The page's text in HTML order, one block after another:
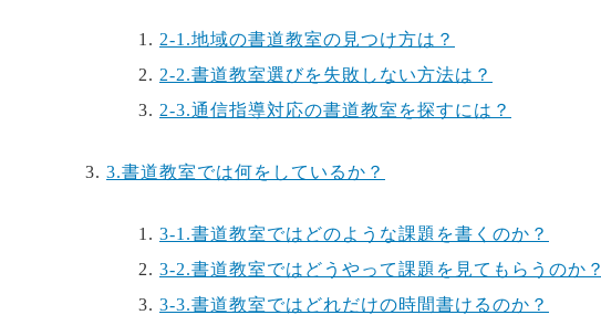
2-1.地域の書道教室の見つけ方は？
2-2.書道教室選びを失敗しない方法は？
2-3.通信指導対応の書道教室を探すには？
3.書道教室では何をしているか？
3-1.書道教室ではどのような課題を書くのか？
3-2.書道教室ではどうやって課題を見てもらうのか？
3-3.書道教室ではどれだけの時間書けるのか？